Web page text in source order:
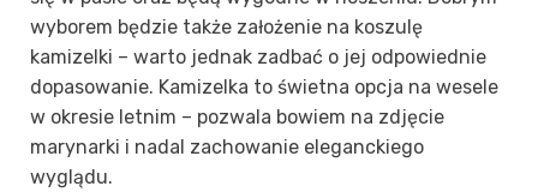
wyborem będzie także założenie na koszulę
kamizelki – warto jednak zadbać o jej odpowiednie
dopasowanie. Kamizelka to świetna opcja na wesele
w okresie letnim – pozwala bowiem na zdjęcie
marynarki i nadal zachowanie eleganckiego
wyglądu.